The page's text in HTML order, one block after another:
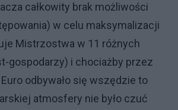
całkowity brak możliwości
w celu maksymalizacji
Mistrzostwa w 11 różnych
gospodarzy) i chociażby przez
odbywało się wszędzie to
atmosfery nie było czuć